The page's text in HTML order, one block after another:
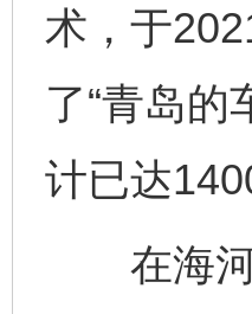
术，于
了“青岛的
计已达
在海河